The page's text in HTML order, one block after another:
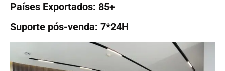
Países Exportados: 85+
Suporte pós-venda: 7*24H